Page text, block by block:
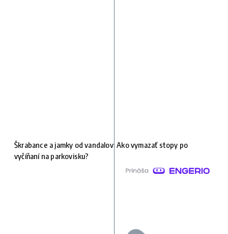
Škrabance a jamky od vandalov: Ako vymazať stopy po
vyčíňaní na parkovisku?